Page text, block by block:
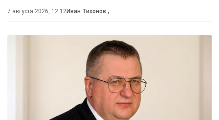
7 августа 2026, 12:12Иван Тихонов ,